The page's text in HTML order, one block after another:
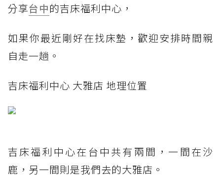
分享台中的吉床福利中心，
如果你最近剛好在找床墊，歡迎安排時間親
自走一趟。
吉床福利中心 大雅店 地理位置
吉床福利中心在台中共有兩間，一間在沙
鹿，另一間則是我們去的大雅店。